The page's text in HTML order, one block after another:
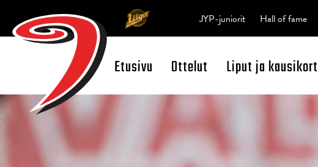
Open Search
Etusivu Ottelut Liput ja
JYP-juniorit Hall of fame